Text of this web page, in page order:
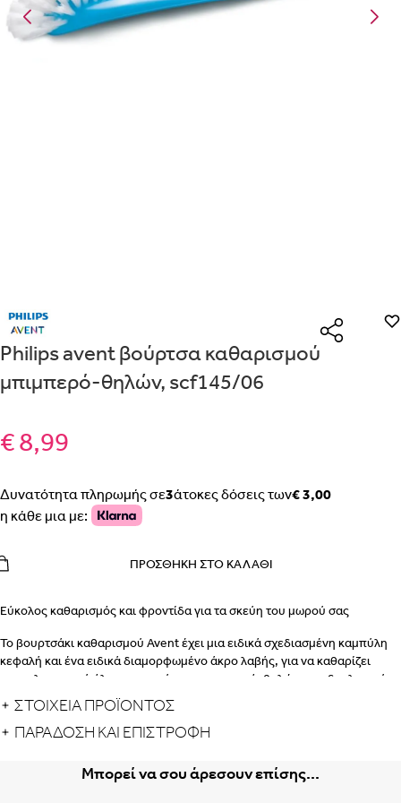
Philips avent βούρτσα καθαρισμού
μπιμπερό-θηλών, scf145/06
€ 8,99
Δυνατότητα πληρωμής σε3άτοκες δόσεις των€ 3,00
η κάθε μια με:
ΠΡΟΣΘΉΚΗ ΣΤΟ ΚΑΛΆΘΙ
Εύκολος καθαρισμός και φροντίδα για τα σκεύη του μωρού σας
Το βουρτσάκι καθαρισμού Avent έχει μια ειδικά σχεδιασμένη καμπύλη
κεφαλή και ένα ειδικά διαμορφωμένο άκρο λαβής, για να καθαρίζει
αποτελεσματικά όλους τους τύπους μπιμπερό, θηλών και εξοπλισμού
τροφοδοσίας. Οι ανθεκτικές τρίχες υψηλής πυκνότητας καθαρίζουν με
ασφάλεια και χωρίς γρατσουνιές.
Εύκολος καθαρισμός μπιμπερό και θηλών.
ΣΤΟΙΧΕΙΑ ΠΡΟΪΟΝΤΟΣ
ΠΑΡΆΔΟΣΗ ΚΑΙ ΕΠΙΣΤΡΟΦΉ
Μπορεί να σου άρεσουν επίσης...
Με την προσφοράθα λάβεις δωρεάν το είδος με τη
χαμηλότερη τιμή αν αγοράσεις τουλάχιστον
Είναι για δώρο;
ΟΧΙ ΝΑΙ